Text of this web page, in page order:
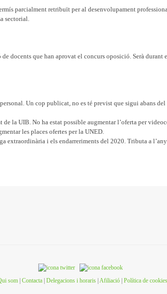
parcialment retribuït per al desenvolupament
sectorial.
docents que han aprovat el concurs oposició. Serà durant
Un cop publicat, no es té previst que sigui abans
la UIB. No ha estat possible augmentar l’oferta per
les places ofertes per la UNED.
extraordinària i els endarreriments del 2020. Tributa a
som Contacta Delegacions i horaris Afiliació Política de cookies